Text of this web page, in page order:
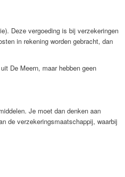
Deze vergoeding is bij verzekeringen
in rekening worden gebracht, dan
De Meern, maar hebben geen
Je moet dan denken aan
de verzekeringsmaatschappij, waarbij